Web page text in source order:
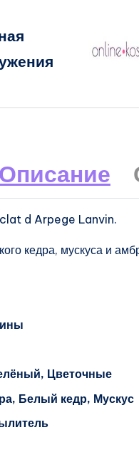
Описание
d Arpege Lanvin.
кедра, мускуса и
Цветочные
Белый кедр, Мускус